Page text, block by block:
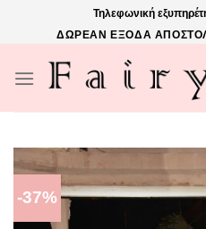
Τηλεφωνική
ΔΩΡΕΑΝ ΕΞΟΔΑ
-37%